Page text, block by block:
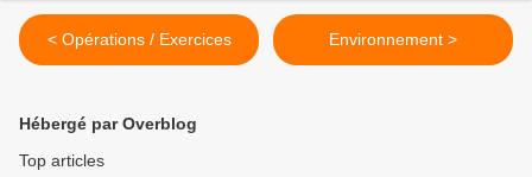
< Opérations / Exercices Environnement >
Hébergé par Overblog
Top articles